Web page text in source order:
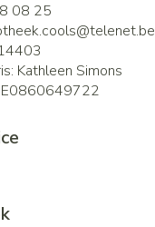
08 25
telenet.be
Kathleen Simons